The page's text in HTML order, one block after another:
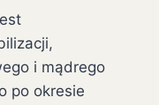
i mądrego
po okresie